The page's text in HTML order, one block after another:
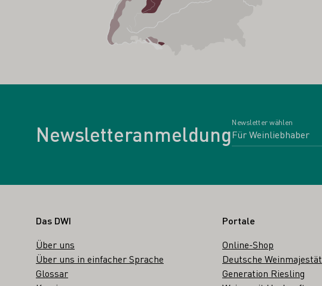
Newsletteranmeldung
Newsletter wählen
Fußbereich
Das DWI
Über uns
Über uns in einfacher Sprache
Glossar
Portale
Online-Shop
Deutsche Weinmajestät
Generation Riesling